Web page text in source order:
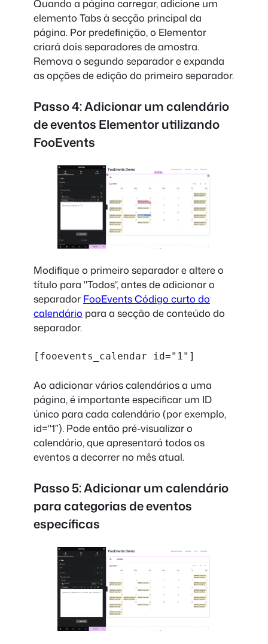
Quando a página carregar, adicione um
elemento Tabs à secção principal da
página. Por predefinição, o Elementor
criará dois separadores de amostra.
Remova o segundo separador e expanda
as opções de edição do primeiro separador.
Passo 4: Adicionar um calendário
de eventos Elementor utilizando
FooEvents
Modifique o primeiro separador e altere o
título para "Todos", antes de adicionar o
separador FooEvents Código curto do
calendário para a secção de conteúdo do
separador.
[fooevents_calendar id="1"]
Ao adicionar vários calendários a uma
página, é importante especificar um ID
único para cada calendário (por exemplo,
id="1″). Pode então pré-visualizar o
calendário, que apresentará todos os
eventos a decorrer no mês atual.
Passo 5: Adicionar um calendário
para categorias de eventos
específicas